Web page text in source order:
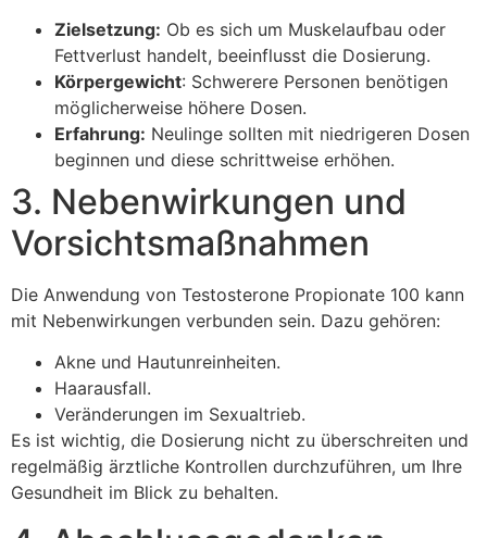
Zielsetzung: Ob es sich um Muskelaufbau oder
Fettverlust handelt, beeinflusst die Dosierung.
Körpergewicht: Schwerere Personen benötigen
möglicherweise höhere Dosen.
Erfahrung: Neulinge sollten mit niedrigeren Dosen
beginnen und diese schrittweise erhöhen.
3. Nebenwirkungen und
Vorsichtsmaßnahmen
Die Anwendung von Testosterone Propionate 100 kann
mit Nebenwirkungen verbunden sein. Dazu gehören:
Akne und Hautunreinheiten.
Haarausfall.
Veränderungen im Sexualtrieb.
Es ist wichtig, die Dosierung nicht zu überschreiten und
regelmäßig ärztliche Kontrollen durchzuführen, um Ihre
Gesundheit im Blick zu behalten.